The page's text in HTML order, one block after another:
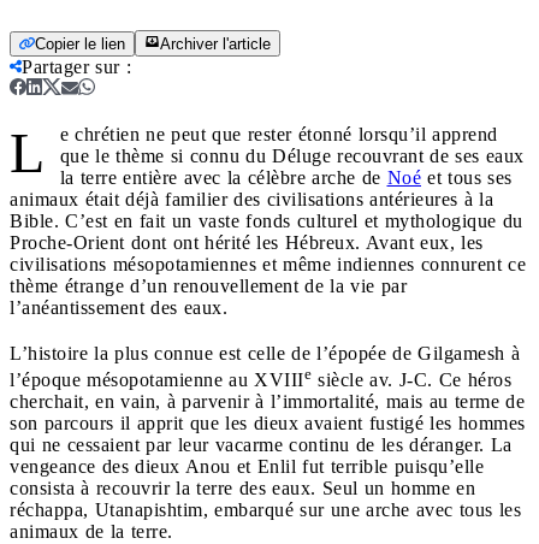
Copier le lien Archiver l'article
Partager sur:
L
e chrétien ne peut que rester étonné lorsqu’il apprend
que le thème si connu du Déluge recouvrant de ses eaux
la terre entière avec la célèbre arche de Noé et tous ses
animaux était déjà familier des civilisations antérieures à la
Bible. C’est en fait un vaste fonds culturel et mythologique du
Proche-Orient dont ont hérité les Hébreux. Avant eux, les
civilisations mésopotamiennes et même indiennes connurent ce
thème étrange d’un renouvellement de la vie par
l’anéantissement des eaux.
L’histoire la plus connue est celle de l’épopée de Gilgamesh à
l’époque mésopotamienne au XVIIIe siècle av. J-C. Ce héros
cherchait, en vain, à parvenir à l’immortalité, mais au terme de
son parcours il apprit que les dieux avaient fustigé les hommes
qui ne cessaient par leur vacarme continu de les déranger. La
vengeance des dieux Anou et Enlil fut terrible puisqu’elle
consista à recouvrir la terre des eaux. Seul un homme en
réchappa, Utanapishtim, embarqué sur une arche avec tous les
animaux de la terre.